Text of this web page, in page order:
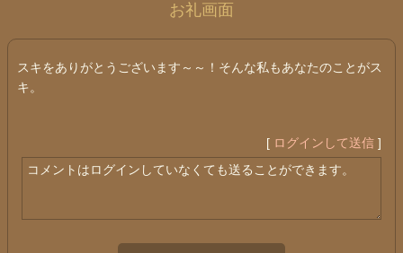
お礼画面
スキをありがとうございます～～！そんな私もあなたのことがス
キ。
[ ログインして送信 ]